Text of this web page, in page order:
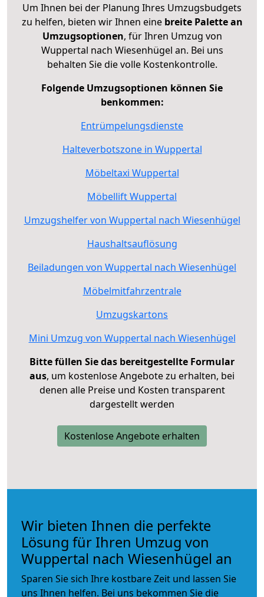
Um Ihnen bei der Planung Ihres Umzugsbudgets
zu helfen, bieten wir Ihnen eine breite Palette an
Umzugsoptionen, für Ihren Umzug von
Wuppertal nach Wiesenhügel an. Bei uns
behalten Sie die volle Kostenkontrolle.
Folgende Umzugsoptionen können Sie
benkommen:
Entrümpelungsdienste
Halteverbotszone in Wuppertal
Möbeltaxi Wuppertal
Möbellift Wuppertal
Umzugshelfer von Wuppertal nach Wiesenhügel
Haushaltsauflösung
Beiladungen von Wuppertal nach Wiesenhügel
Möbelmitfahrzentrale
Umzugskartons
Mini Umzug von Wuppertal nach Wiesenhügel
Bitte füllen Sie das bereitgestellte Formular
aus, um kostenlose Angebote zu erhalten, bei
denen alle Preise und Kosten transparent
dargestellt werden
Kostenlose Angebote erhalten
Wir bieten Ihnen die perfekte
Lösung für Ihren Umzug von
Wuppertal nach Wiesenhügel an
Sparen Sie sich Ihre kostbare Zeit und lassen Sie
uns Ihnen helfen. Bei uns bekommen Sie die